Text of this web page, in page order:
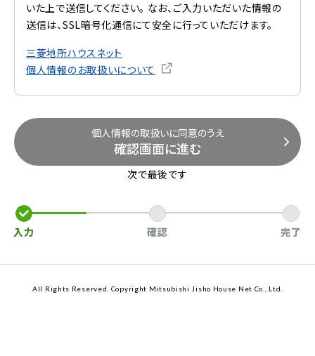
いた上で送信してください。 なお、ご入力いただいた情報の
送信は、SSL暗号化通信にて安全に行っていただけます。
三菱地所ハウスネット
個人情報のお取扱いについて
個人情報の取扱いに同意のうえ
確認画面に進む
次で最後です
入力 確認 完了
All Rights Reserved. Copyright Mitsubishi Jisho House Net Co., Ltd.